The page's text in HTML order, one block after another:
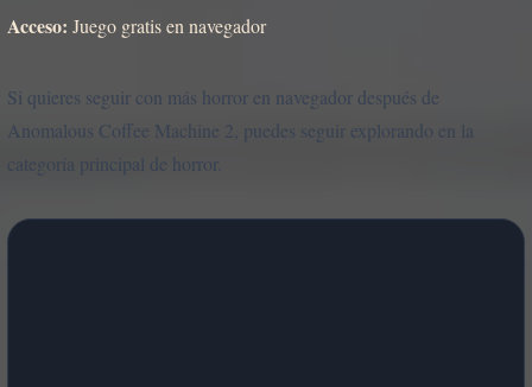
Acceso: Juego gratis en navegador
Si quieres seguir con más horror en navegador después de
Anomalous Coffee Machine 2, puedes seguir explorando en la
categoría principal de horror.